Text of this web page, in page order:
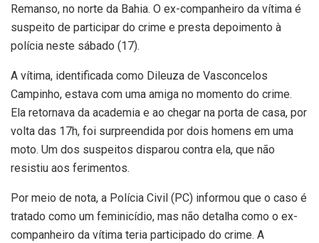
Remanso, no norte da Bahia. O ex-companheiro da vítima é
suspeito de participar do crime e presta depoimento à
polícia neste sábado (17).
A vítima, identificada como Dileuza de Vasconcelos
Campinho, estava com uma amiga no momento do crime.
Ela retornava da academia e ao chegar na porta de casa, por
volta das 17h, foi surpreendida por dois homens em uma
moto. Um dos suspeitos disparou contra ela, que não
resistiu aos ferimentos.
Por meio de nota, a Polícia Civil (PC) informou que o caso é
tratado como um feminicídio, mas não detalha como o ex-
companheiro da vítima teria participado do crime. A